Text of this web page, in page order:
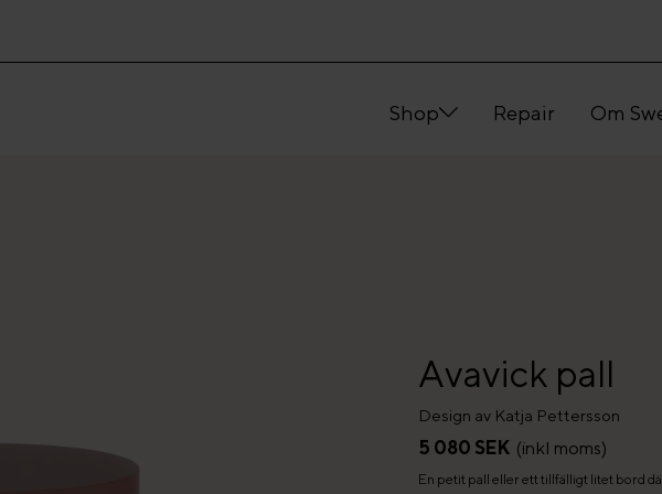
Shop Repair Om
Avavick pall
Design av Katja Pettersson
5 080 SEK (inkl moms)
En petit pall eller ett tillfälligt litet bord